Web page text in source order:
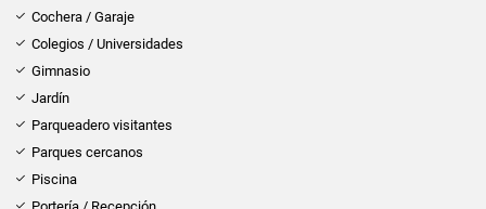
Cochera / Garaje
Colegios / Universidades
Gimnasio
Jardín
Parqueadero visitantes
Parques cercanos
Piscina